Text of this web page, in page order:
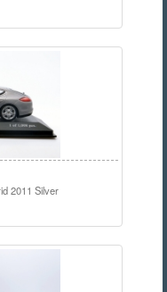
2011 Silver